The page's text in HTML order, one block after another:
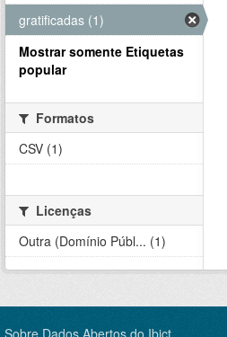
gratificadas (1)
Mostrar somente Etiquetas
popular
Formatos
CSV (1)
Licenças
Outra (Domínio Públ... (1)
Sobre Dados Abertos do Ibict